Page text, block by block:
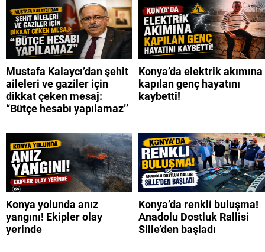
Mustafa Kalaycı’dan şehit
aileleri ve gaziler için
dikkat çeken mesaj:
“Bütçe hesabı yapılamaz’’
Konya’da elektrik akımına
kapılan genç hayatını
kaybetti!
Konya yolunda anız
yangını! Ekipler olay
yerinde
Konya’da renkli buluşma!
Anadolu Dostluk Rallisi
Sille’den başladı